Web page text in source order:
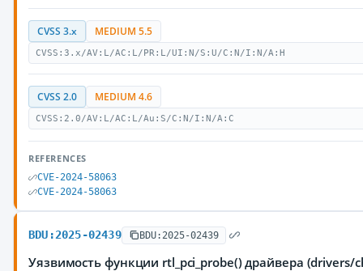
CVSS 3.x MEDIUM 5.5
CVSS:3.x/AV:L/AC:L/PR:L/UI:N/S:U/C:N/I:N/A:H
CVSS 2.0 MEDIUM 4.6
CVSS:2.0/AV:L/AC:L/Au:S/C:N/I:N/A:C
REFERENCES
CVE-2024-58063
CVE-2024-58063
BDU:2025-02439 BDU:2025-02439
Уязвимость функции rtl_pci_probe() драйвера (drivers/